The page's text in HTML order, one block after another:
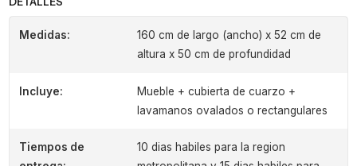
Medidas:
160 cm de largo (ancho) x 52 cm de
altura x 50 cm de profundidad
Incluye:
Mueble + cubierta de cuarzo +
lavamanos ovalados o rectangulares
Tiempos de
10 dias habiles para la region